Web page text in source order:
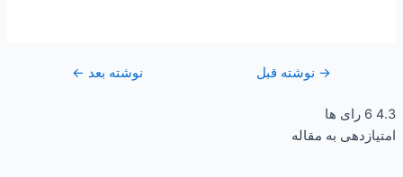
→ نوشته قبل نوشته بعد ←
4.3
6 رای ها
امتیازدهی به مقاله